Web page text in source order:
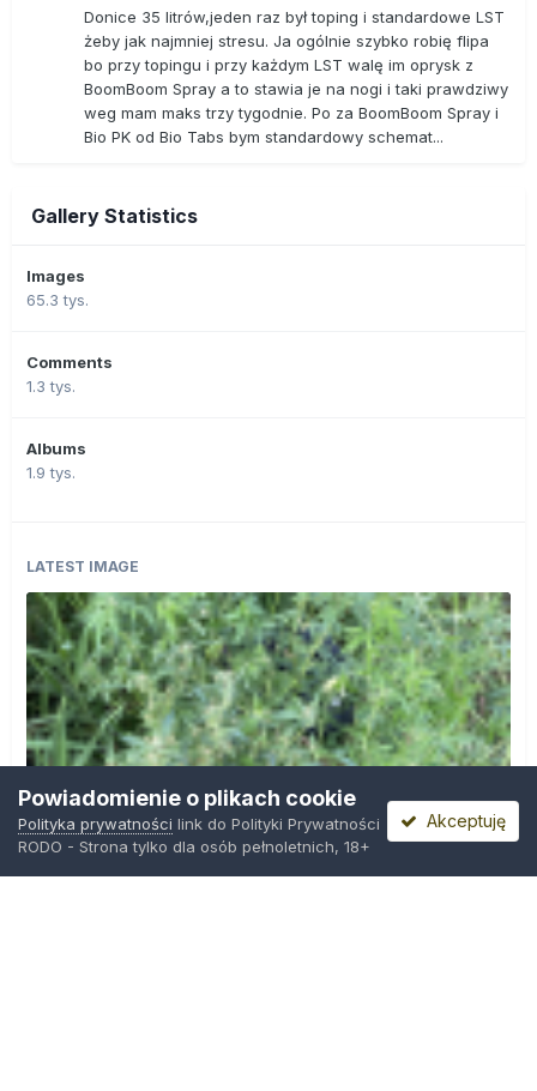
Donice 35 litrów,jeden raz był toping i standardowe LST
żeby jak najmniej stresu. Ja ogólnie szybko robię flipa
bo przy topingu i przy każdym LST walę im oprysk z
BoomBoom Spray a to stawia je na nogi i taki prawdziwy
weg mam maks trzy tygodnie. Po za BoomBoom Spray i
Bio PK od Bio Tabs bym standardowy schemat...
Gallery Statistics
Images
65.3 tys.
Comments
1.3 tys.
Albums
1.9 tys.
LATEST IMAGE
Powiadomienie o plikach cookie
Polityka prywatności link do Polityki Prywatności
RODO - Strona tylko dla osób pełnoletnich, 18+
Akceptuję